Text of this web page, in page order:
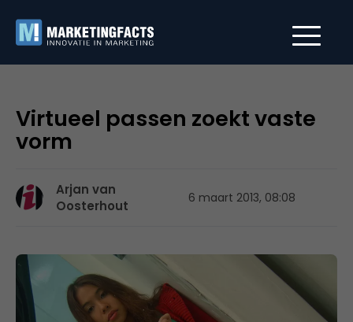
Virtueel passen zoekt vaste
vorm
Arjan van
Oosterhout
6 maart 2013, 08:08